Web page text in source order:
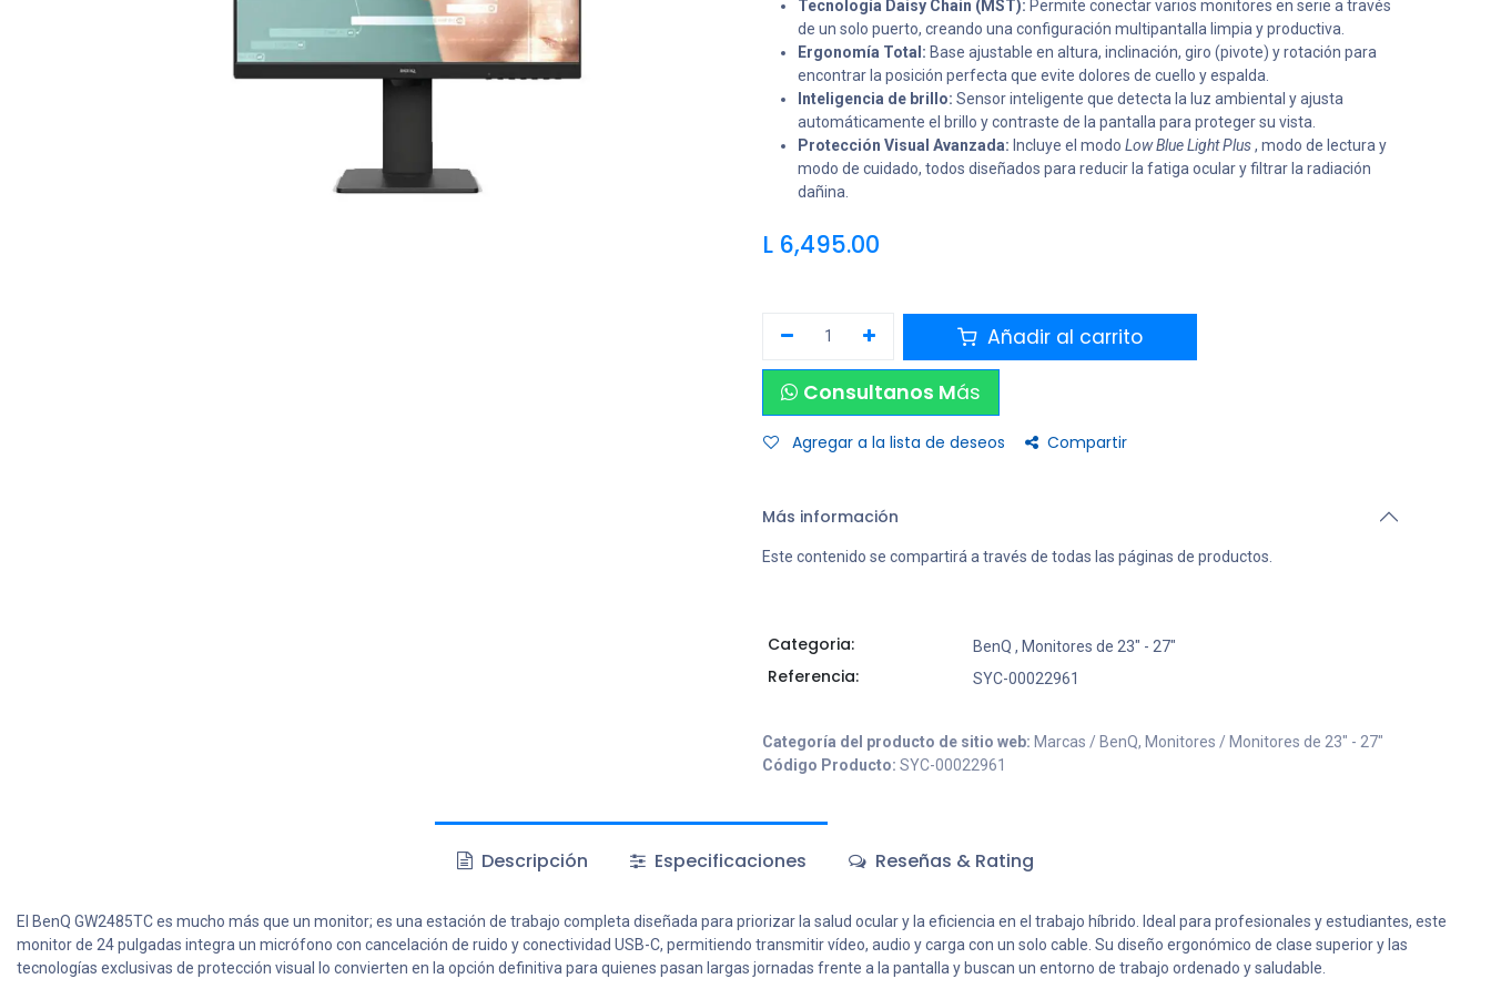
Tecnología Daisy Chain (MST): Permite conectar varios monitores en serie a través
de un solo puerto, creando una configuración multipantalla limpia y productiva.
Ergonomía Total: Base ajustable en altura, inclinación, giro (pivote) y rotación para
encontrar la posición perfecta que evite dolores de cuello y espalda.
Inteligencia de brillo: Sensor inteligente que detecta la luz ambiental y ajusta
automáticamente el brillo y contraste de la pantalla para proteger su vista.
Protección Visual Avanzada: Incluye el modo Low Blue Light Plus, modo de lectura y
modo de cuidado, todos diseñados para reducir la fatiga ocular y filtrar la radiación
dañina.
L 6,495.00
Añadir al carrito
Consultanos Más
Agregar a la lista de deseos Compartir
Más información
Este contenido se compartirá a través de todas las páginas de productos.
Categoria: BenQ , Monitores de 23" - 27"
Referencia: SYC-00022961
Categoría del producto de sitio web: Marcas / BenQ, Monitores / Monitores de 23" - 27"
Código Producto: SYC-00022961
Descripción Especificaciones Reseñas & Rating
El BenQ GW2485TC es mucho más que un monitor; es una estación de trabajo completa diseñada para priorizar la salud ocular y la eficiencia en el trabajo híbrido. Ideal para profesionales y estudiantes, este
monitor de 24 pulgadas integra un micrófono con cancelación de ruido y conectividad USB-C, permitiendo transmitir vídeo, audio y carga con un solo cable. Su diseño ergonómico de clase superior y las
tecnologías exclusivas de protección visual lo convierten en la opción definitiva para quienes pasan largas jornadas frente a la pantalla y buscan un entorno de trabajo ordenado y saludable.